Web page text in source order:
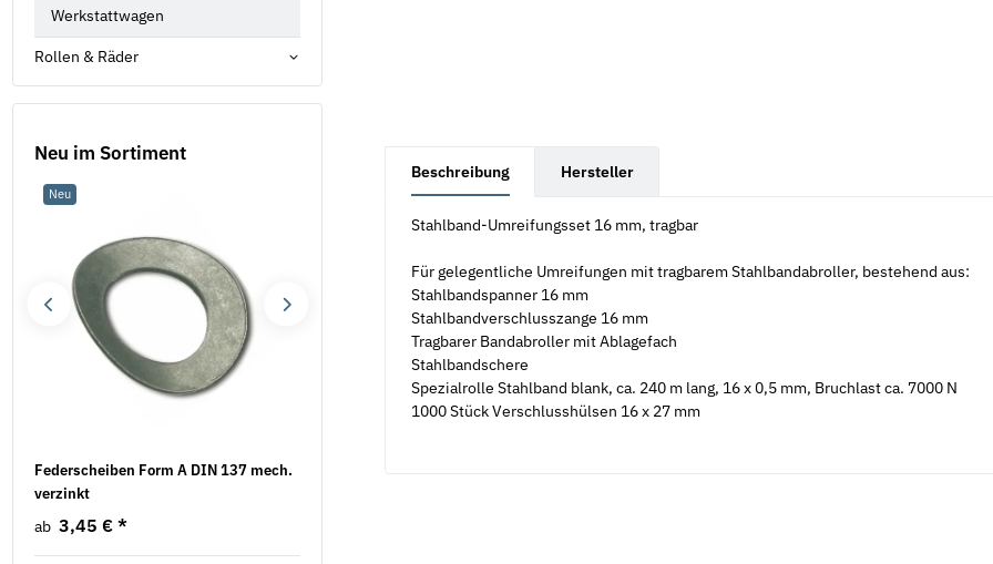
Beschreibung Hersteller
Stahlband-Umreifungsset 16 mm, tragbar
Für gelegentliche Umreifungen mit tragbarem Stahlbandabroller, bestehend aus:
Stahlbandspanner 16 mm
Stahlbandverschlusszange 16 mm
Tragbarer Bandabroller mit Ablagefach
Stahlbandschere
Spezialrolle Stahlband blank, ca. 240 m lang, 16 x 0,5 mm, Bruchlast ca. 7000 N
1000 Stück Verschlusshülsen 16 x 27 mm
Werkstattwagen
Rollen & Räder
Neu im Sortiment
Neu
Federscheiben Form A DIN 137 mech.
verzinkt
ab 3,45 € *